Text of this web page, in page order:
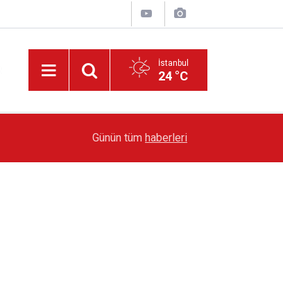
İstanbul
24 °C
Sarıyer’de Edebiyat Rüzgârı Esecek
Günün tüm haberleri